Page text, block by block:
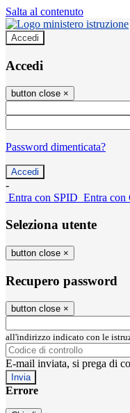
Salta al contenuto
Accedi
Accedi
button close ×
Password dimenticata?
-
Entra con SPID Entra con
Seleziona utente
button close ×
Recupero password
button close ×
all'indirizzo indicato con le
E-mail inviata, si prega di
Errore